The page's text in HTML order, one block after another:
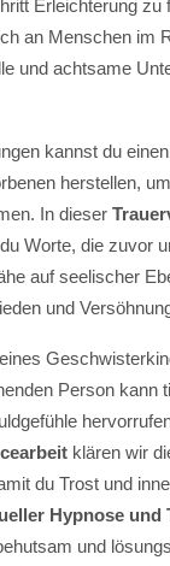
Erleichterung zu
an Menschen im
und achtsame
kannst du
herstellen,
In dieser
Worte, die zuvor
auf seelischer
und
Person kann
klären wir
du Trost und
Hypnose und
und